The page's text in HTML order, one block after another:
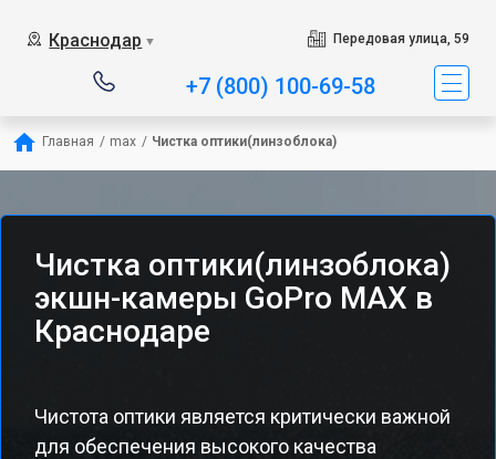
Краснодар ▼ Передовая улица, 59
+7 (800) 100-69-58
Главная / max / Чистка оптики(линзоблока)
Чистка оптики(линзоблока)
экшн-камеры GoPro MAX в
Краснодаре
Чистота оптики является критически важной
для обеспечения высокого качества